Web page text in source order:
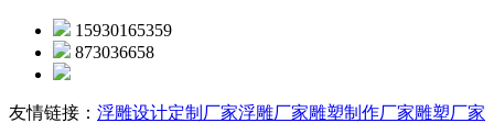
15930165359
873036658
友情链接： 浮雕设计定制厂家浮雕厂家雕塑制作厂家雕塑厂家